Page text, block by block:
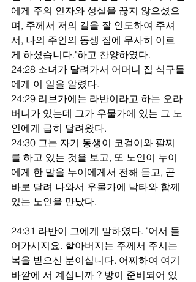
에게 주의 인자와 성실을 끊지 않으셨으
며, 주께서 저의 길을 잘 인도하여 주셔
서, 나의 주인의 동생 집에 무사히 이르
게 하셨습니다."하고 찬양하였다.
24:28 소녀가 달려가서 어머니 집 식구들
에게 이 일을 알렸다.
24:29 리브가에는 라반이라고 하는 오라
버니가 있는데 그가 우물가에 있는 그 노
인에게 급히 달려왔다.
24:30 그는 자기 동생이 코걸이와 팔찌
를 하고 있는 것을 보고, 또 노인이 누이
에게 한 말을 누이에게서 전해 듣고, 곧
바로 달려 나와서 우물가에 낙타와 함께
있는 노인을 만났다.
24:31 라반이 그에게 말하였다. "어서 들
어가시지요. 할아버지는 주께서 주시는
복을 받으신 분이십니다. 어찌하여 여기
바깥에 서 계십니까 ? 방이 준비되어 있